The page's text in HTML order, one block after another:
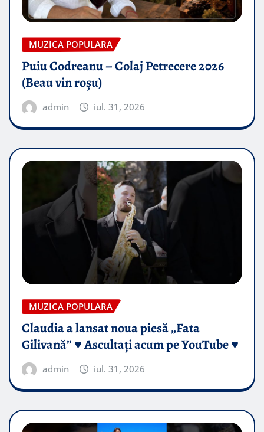
MUZICA POPULARA
Puiu Codreanu – Colaj Petrecere 2026
(Beau vin roșu)
admin iul. 31, 2026
MUZICA POPULARA
Claudia a lansat noua piesă „Fata
Gilivană” ♥️ Ascultați acum pe YouTube ♥️
admin iul. 31, 2026